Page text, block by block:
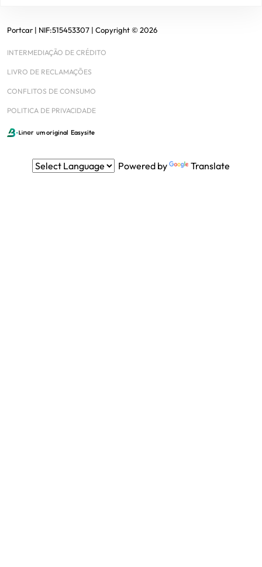
Portcar | NIF:515453307 | Copyright © 2026
INTERMEDIAÇÃO DE CRÉDITO
LIVRO DE RECLAMAÇÕES
CONFLITOS DE CONSUMO
POLITICA DE PRIVACIDADE
um original Easysite
Powered by Translate